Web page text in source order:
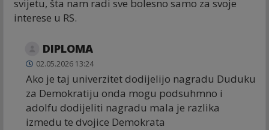
svijetu, šta nam radi sve bolesno samo za svoje
interese u RS.
DIPLOMA
02.05.2026 13:24
Ako je taj univerzitet dodijelijo nagradu Duduku
za Demokratiju onda mogu podsuhmno i
adolfu dodijeliti nagradu mala je razlika
izmedu te dvojice Demokrata